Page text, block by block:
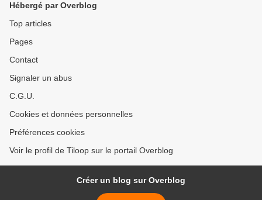
Hébergé par Overblog
Top articles
Pages
Contact
Signaler un abus
C.G.U.
Cookies et données personnelles
Préférences cookies
Voir le profil de Tiloop sur le portail Overblog
Créer un blog sur Overblog